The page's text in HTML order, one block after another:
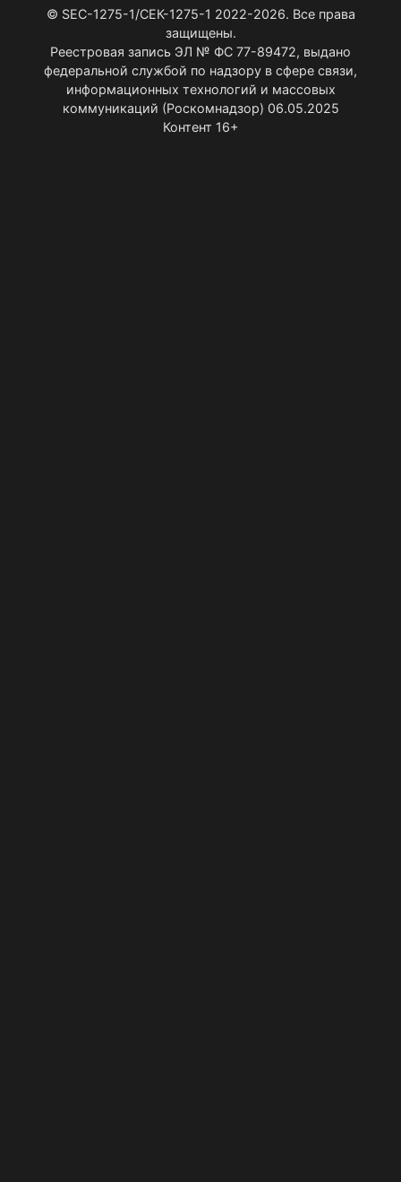
© SEC-1275-1/СЕК-1275-1 2022-2026. Все права
защищены.
Реестровая запись ЭЛ № ФС 77-89472, выдано
федеральной службой по надзору в сфере связи,
информационных технологий и массовых
коммуникаций (Роскомнадзор) 06.05.2025
Контент 16+